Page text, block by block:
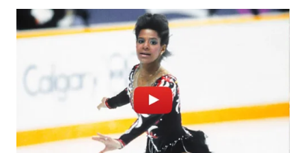
WAHANA
LISTRIK
WAHANA
TRAVEL
WAHANA
TV